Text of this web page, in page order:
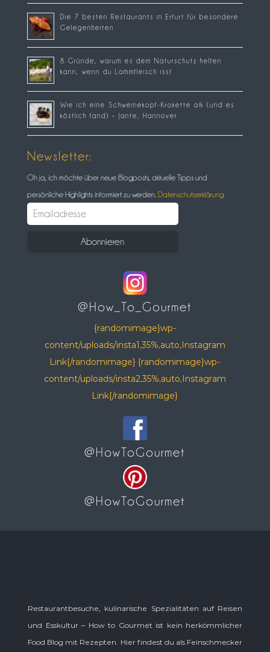
Die 7 besten Restaurants in Erfurt für besondere
Gelegenheiten
8 Gründe, warum es dem Naturschutz helfen
kann, wenn du Lammfleisch isst
Wie ich eine Schweinekopf-Krokette aß (und es
köstlich fand) – Jante, Hannover
Newsletter:
Oh ja, ich möchte über neue Blogposts, aktuelle Tipps und
persönliche Highlights informiert zu werden. Datenschutzerklärung
@How_To_Gourmet
{randomimage}wp-
content/uploads/insta1,35%,auto,Instagram
Link{/randomimage} {randomimage}wp-
content/uploads/insta2,35%,auto,Instagram
Link{/randomimage}
@HowToGourmet
@HowToGourmet
Restaurantbesuche, kulinarische Spezialitäten auf Reisen
und Esskultur – How to Gourmet ist kein herkömmlicher
Food Blog mit Rezepten. Hier findest du als Feinschmecker